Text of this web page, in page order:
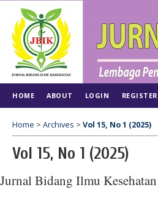
HOME ABOUT LOGIN REGISTER
Home > Archives > Vol 15, No 1 (2025)
Vol 15, No 1 (2025)
Jurnal Bidang Ilmu Kesehatan